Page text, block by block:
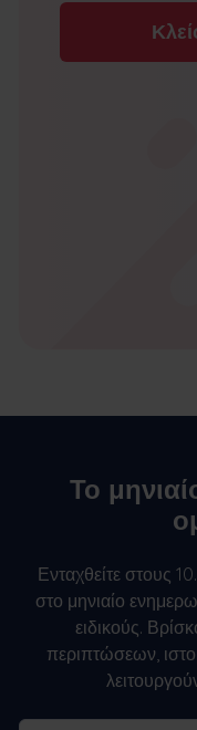
Το
Ενταχθείτε στους
στο μηνιαίο
ειδικούς.
περιπτώσεων,